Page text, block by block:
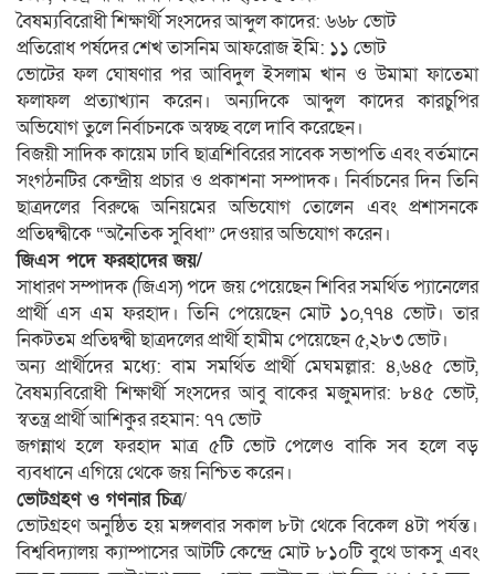
বৈষম্যবিরোধী শিক্ষার্থী সংসদের আব্দুল কাদের: ৬৬৮ ভোট
প্রতিরোধ পর্ষদের শেখ তাসনিম আফরোজ ইমি: ১১ ভোট
ভোটের ফল ঘোষণার পর আবিদুল ইসলাম খান ও উমামা ফাতেমা
ফলাফল প্রত্যাখ্যান করেন। অন্যদিকে আব্দুল কাদের কারচুপির
অভিযোগ তুলে নির্বাচনকে অস্বচ্ছ বলে দাবি করেছেন।
বিজয়ী সাদিক কায়েম ঢাবি ছাত্রশিবিরের সাবেক সভাপতি এবং বর্তমানে
সংগঠনটির কেন্দ্রীয় প্রচার ও প্রকাশনা সম্পাদক। নির্বাচনের দিন তিনি
ছাত্রদলের বিরুদ্ধে অনিয়মের অভিযোগ তোলেন এবং প্রশাসনকে
প্রতিদ্বন্দ্বীকে “অনৈতিক সুবিধা” দেওয়ার অভিযোগ করেন।
জিএস পদে ফরহাদের জয়/
সাধারণ সম্পাদক (জিএস) পদে জয় পেয়েছেন শিবির সমর্থিত প্যানেলের
প্রার্থী এস এম ফরহাদ। তিনি পেয়েছেন মোট ১০,৭৭৪ ভোট। তার
নিকটতম প্রতিদ্বন্দ্বী ছাত্রদলের প্রার্থী হামীম পেয়েছেন ৫,২৮৩ ভোট।
অন্য প্রার্থীদের মধ্যে: বাম সমর্থিত প্রার্থী মেঘমল্লার: ৪,৬৪৫ ভোট,
বৈষম্যবিরোধী শিক্ষার্থী সংসদের আবু বাকের মজুমদার: ৮৪৫ ভোট,
স্বতন্ত্র প্রার্থী আশিকুর রহমান: ৭৭ ভোট
জগন্নাথ হলে ফরহাদ মাত্র ৫টি ভোট পেলেও বাকি সব হলে বড়
ব্যবধানে এগিয়ে থেকে জয় নিশ্চিত করেন।
ভোটগ্রহণ ও গণনার চিত্র/
ভোটগ্রহণ অনুষ্ঠিত হয় মঙ্গলবার সকাল ৮টা থেকে বিকেল ৪টা পর্যন্ত।
বিশ্ববিদ্যালয় ক্যাম্পাসের আটটি কেন্দ্রে মোট ৮১০টি বুথে ডাকসু এবং